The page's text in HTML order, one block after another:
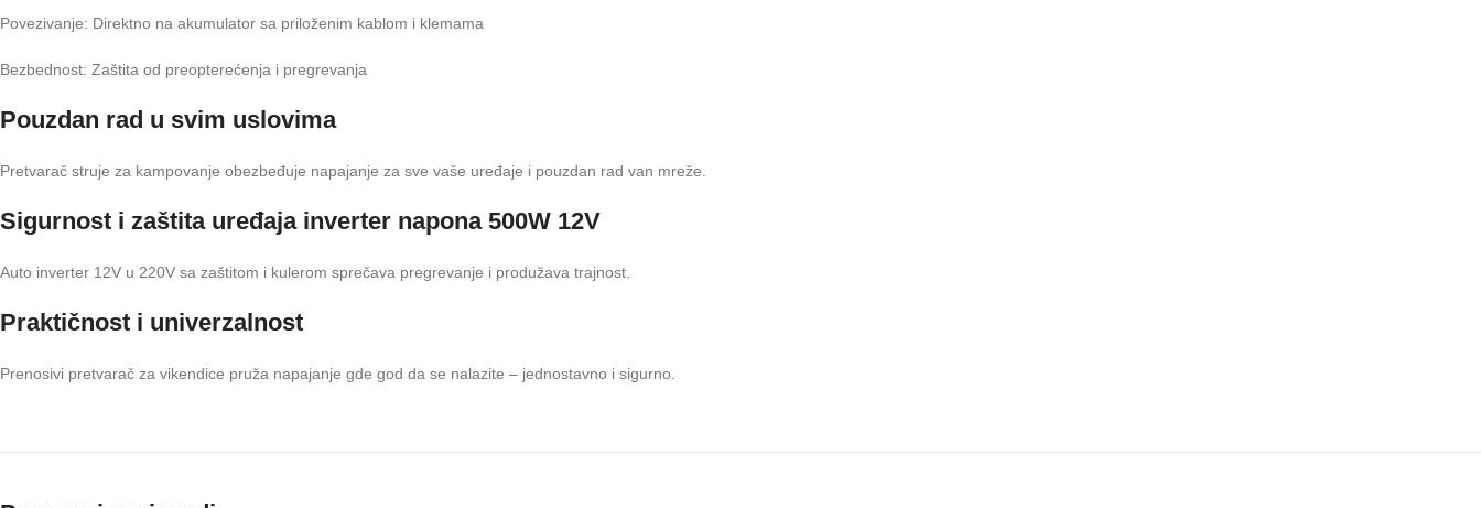
Povezivanje: Direktno na akumulator sa priloženim kablom i klemama
Bezbednost: Zaštita od preopterećenja i pregrevanja
Pouzdan rad u svim uslovima
Pretvarač struje za kampovanje obezbeđuje napajanje za sve vaše uređaje i pouzdan rad van mreže.
Sigurnost i zaštita uređaja inverter napona 500W 12V
Auto inverter 12V u 220V sa zaštitom i kulerom sprečava pregrevanje i produžava trajnost.
Praktičnost i univerzalnost
Prenosivi pretvarač za vikendice pruža napajanje gde god da se nalazite – jednostavno i sigurno.